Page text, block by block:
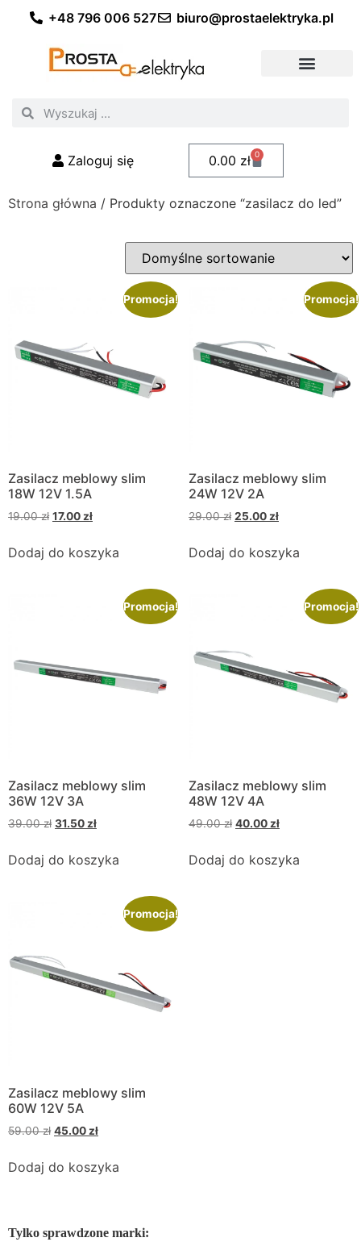
+48 796 006 527 biuro@prostaelektryka.pl
Zaloguj się 0.00 zł 0
Strona główna / Produkty oznaczone “zasilacz do led”
Promocja!
Zasilacz meblowy slim
18W 12V 1.5A
19.00zł 17.00 zł
Dodaj do koszyka
Promocja!
Zasilacz meblowy slim
24W 12V 2A
29.00zł 25.00 zł
Dodaj do koszyka
Promocja!
Zasilacz meblowy slim
36W 12V 3A
39.00zł 31.50 zł
Dodaj do koszyka
Promocja!
Zasilacz meblowy slim
48W 12V 4A
49.00zł 40.00 zł
Dodaj do koszyka
Promocja!
Zasilacz meblowy slim
60W 12V 5A
59.00zł 45.00 zł
Dodaj do koszyka
Tylko sprawdzone marki: